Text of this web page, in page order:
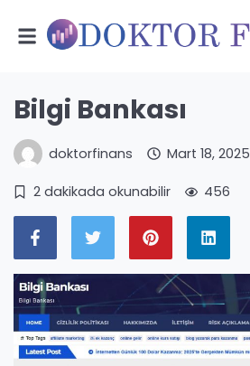
Bilgi Bankası
doktorfinans Mart 18, 2025
2 dakikada okunabilir 456